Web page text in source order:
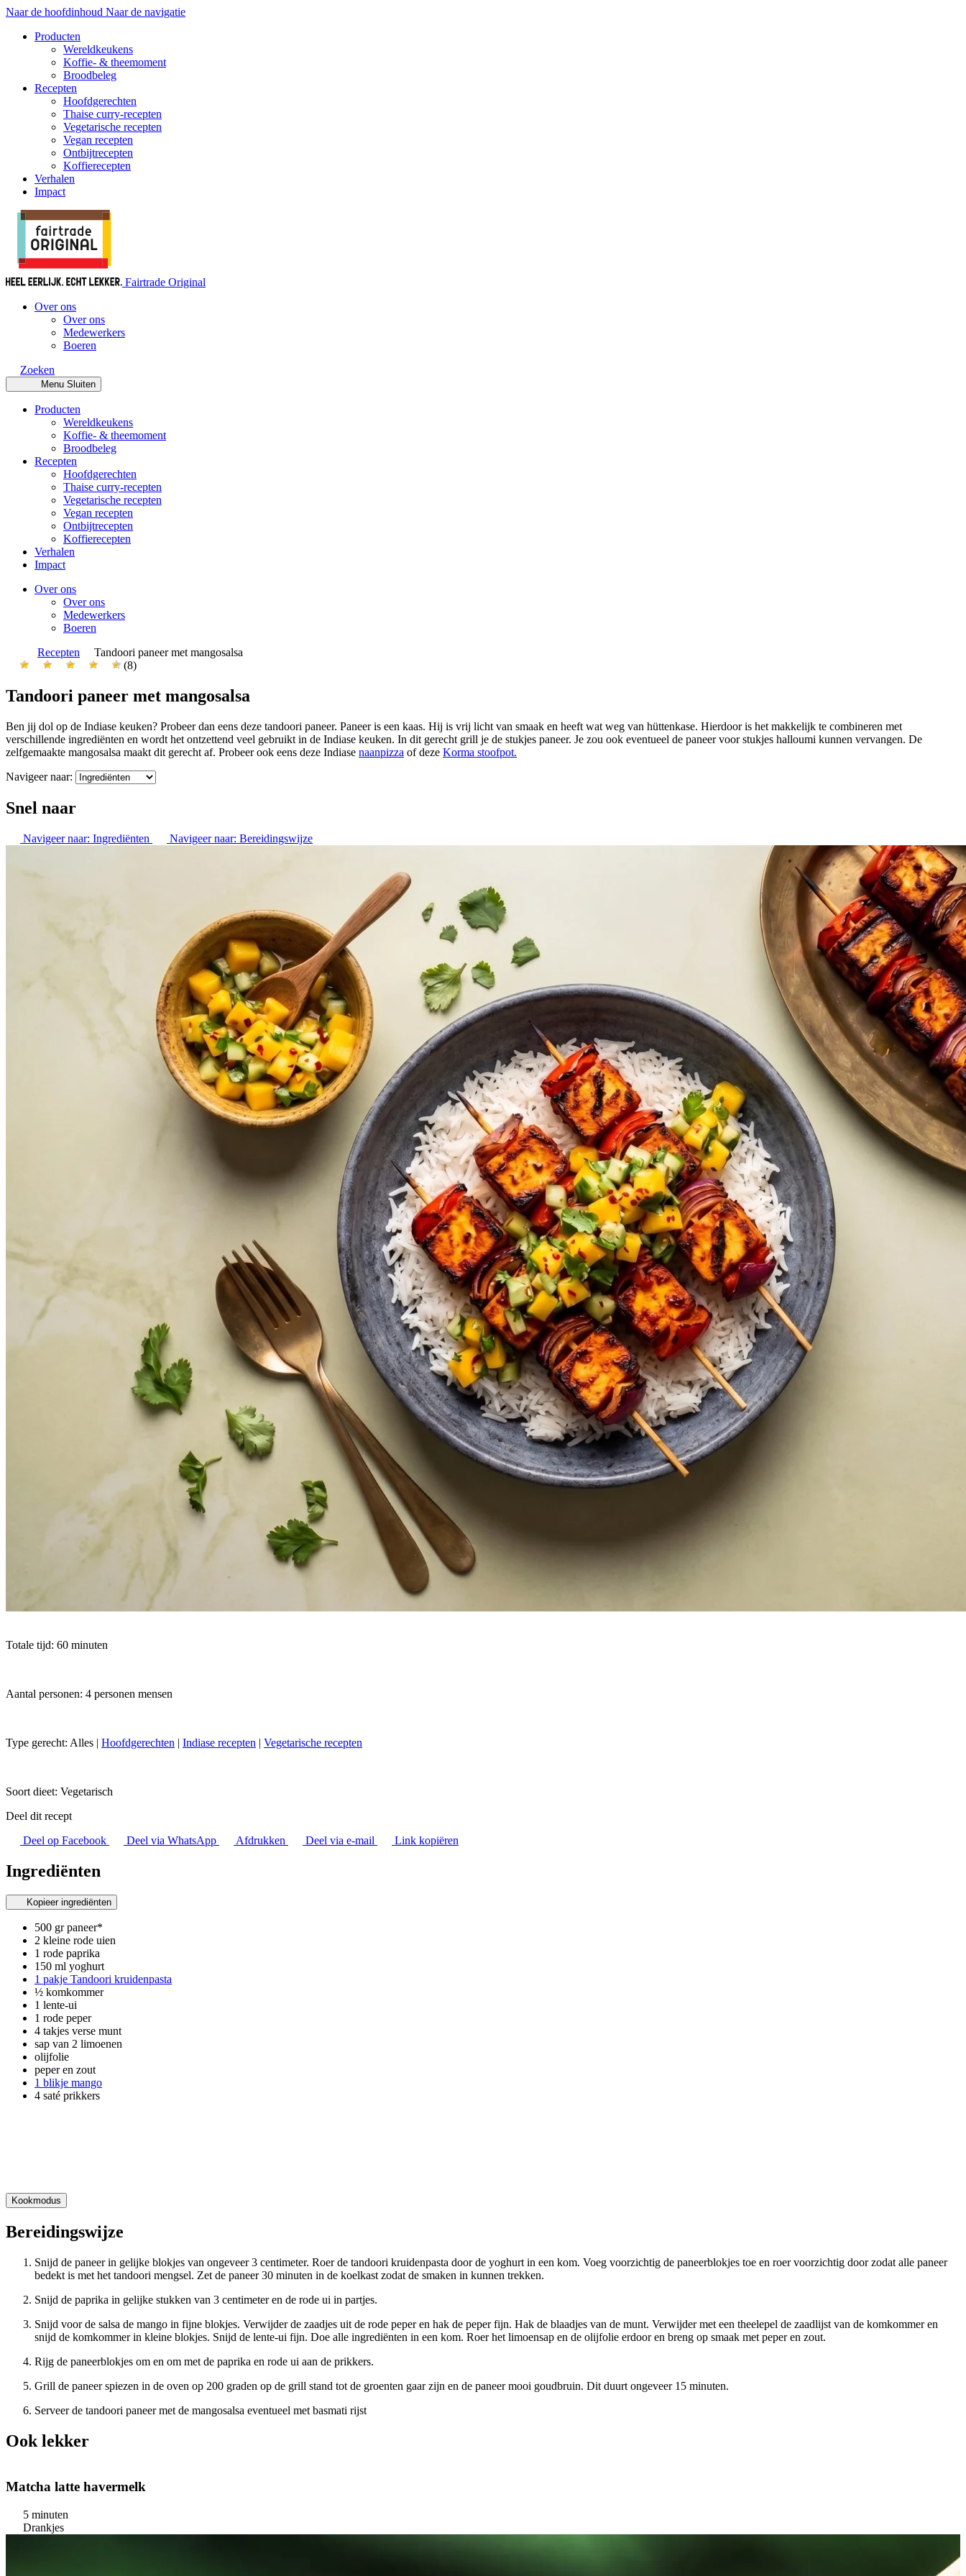
Naar de hoofdinhoud Naar de navigatie
Producten
Wereldkeukens
Koffie- & theemoment
Broodbeleg
Recepten
Hoofdgerechten
Thaise curry-recepten
Vegetarische recepten
Vegan recepten
Ontbijtrecepten
Koffierecepten
Verhalen
Impact
Fairtrade Original
Over ons
Over ons
Medewerkers
Boeren
Zoeken
Menu Sluiten
Producten
Wereldkeukens
Koffie- & theemoment
Broodbeleg
Recepten
Hoofdgerechten
Thaise curry-recepten
Vegetarische recepten
Vegan recepten
Ontbijtrecepten
Koffierecepten
Verhalen
Impact
Over ons
Over ons
Medewerkers
Boeren
Recepten
Tandoori paneer met mangosalsa
(8)
Tandoori paneer met mangosalsa
Ben jij dol op de Indiase keuken? Probeer dan eens deze tandoori paneer. Paneer is een kaas. Hij is vrij licht van smaak en heeft wat weg van hüttenkase. Hierdoor is het makkelijk te combineren met
verschillende ingrediënten en wordt het ontzettend veel gebruikt in de Indiase keuken. In dit gerecht grill je de stukjes paneer. Je zou ook eventueel de paneer voor stukjes halloumi kunnen vervangen. De
zelfgemaakte mangosalsa maakt dit gerecht af. Probeer ook eens deze Indiase naanpizza of deze Korma stoofpot.
Navigeer naar:
Snel naar
Navigeer naar: Ingrediënten Navigeer naar: Bereidingswijze
Totale tijd: 60 minuten
Aantal personen: 4 personen mensen
Type gerecht: Alles | Hoofdgerechten | Indiase recepten | Vegetarische recepten
Soort dieet: Vegetarisch
Deel dit recept
Deel op Facebook
Deel via WhatsApp Afdrukken Deel via e-mail Link kopiëren
Ingrediënten
Kopieer ingrediënten
500 gr paneer*
2 kleine rode uien
1 rode paprika
150 ml yoghurt
1 pakje Tandoori kruidenpasta
½ komkommer
1 lente-ui
1 rode peper
4 takjes verse munt
sap van 2 limoenen
olijfolie
peper en zout
1 blikje mango
4 saté prikkers
Kookmodus
Bereidingswijze
Snijd de paneer in gelijke blokjes van ongeveer 3 centimeter. Roer de tandoori kruidenpasta door de yoghurt in een kom. Voeg voorzichtig de paneerblokjes toe en roer voorzichtig door zodat alle paneer
bedekt is met het tandoori mengsel. Zet de paneer 30 minuten in de koelkast zodat de smaken in kunnen trekken.
Snijd de paprika in gelijke stukken van 3 centimeter en de rode ui in partjes.
Snijd voor de salsa de mango in fijne blokjes. Verwijder de zaadjes uit de rode peper en hak de peper fijn. Hak de blaadjes van de munt. Verwijder met een theelepel de zaadlijst van de komkommer en
snijd de komkommer in kleine blokjes. Snijd de lente-ui fijn. Doe alle ingrediënten in een kom. Roer het limoensap en de olijfolie erdoor en breng op smaak met peper en zout.
Rijg de paneerblokjes om en om met de paprika en rode ui aan de prikkers.
Grill de paneer spiezen in de oven op 200 graden op de grill stand tot de groenten gaar zijn en de paneer mooi goudbruin. Dit duurt ongeveer 15 minuten.
Serveer de tandoori paneer met de mangosalsa eventueel met basmati rijst
Ook lekker
Matcha latte havermelk
5 minuten
Drankjes